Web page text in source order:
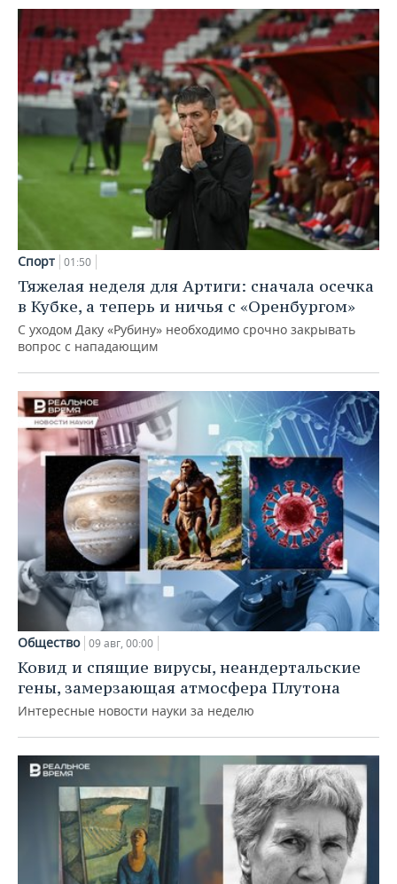
Спорт 01:50
Тяжелая неделя для Артиги: сначала осечка
в Кубке, а теперь и ничья с «Оренбургом»
С уходом Даку «Рубину» необходимо срочно закрывать
вопрос с нападающим
Общество 09 авг, 00:00
Ковид и спящие вирусы, неандертальские
гены, замерзающая атмосфера Плутона
Интересные новости науки за неделю